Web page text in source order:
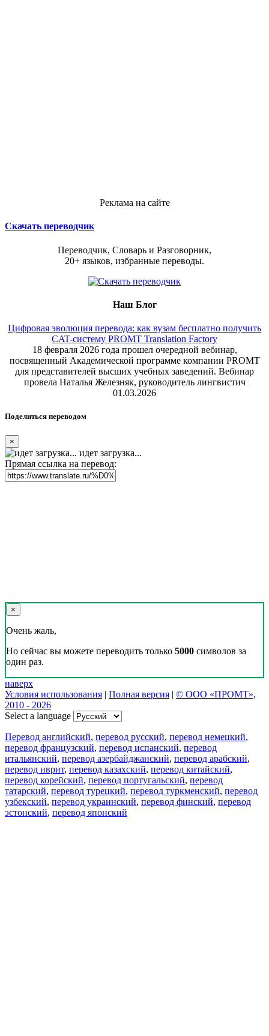
Реклама на сайте
Скачать переводчик
Переводчик, Словарь и Разговорник,
20+ языков, избранные переводы.
Наш Блог
Цифровая эволюция перевода: как вузам бесплатно получить
CAT-систему PROMT Translation Factory
18 февраля 2026 года прошел очередной вебинар,
посвященный Академической программе компании PROMT
для представителей высших учебных заведений. Вебинар
провела Наталья Железняк, руководитель лингвистич
01.03.2026
Поделиться переводом
×
идет загрузка...
Прямая ссылка на перевод:
×
Очень жаль,
Но сейчас вы можете переводить только 5000 символов за
один раз.
наверх
Условия использования | Полная версия | © ООО «ПРОМТ»,
2010 - 2026
Select a language
Перевод английский, перевод русский, перевод немецкий,
перевод французский, перевод испанский, перевод
итальянский, перевод азербайджанский, перевод арабский,
перевод иврит, перевод казахский, перевод китайский,
перевод корейский, перевод португальский, перевод
татарский, перевод турецкий, перевод туркменский, перевод
узбекский, перевод украинский, перевод финский, перевод
эстонский, перевод японский